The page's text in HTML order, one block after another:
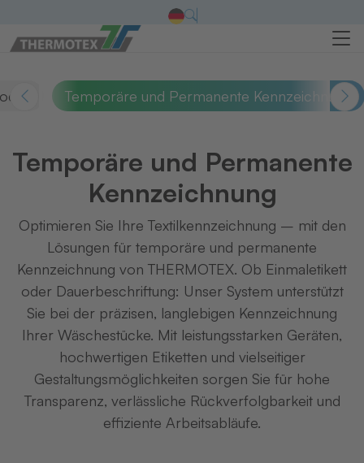
Temporäre und Permanente Kennzeichnung
Temporäre und Permanente
Kennzeichnung
Optimieren Sie Ihre Textilkennzeichnung – mit den
Lösungen für temporäre und permanente
Kennzeichnung von THERMOTEX. Ob Einmaletikett
oder Dauerbeschriftung: Unser System unterstützt
Sie bei der präzisen, langlebigen Kennzeichnung
Ihrer Wäschestücke. Mit leistungsstarken Geräten,
hochwertigen Etiketten und vielseitiger
Gestaltungsmöglichkeiten sorgen Sie für hohe
Transparenz, verlässliche Rückverfolgbarkeit und
effiziente Arbeitsabläufe.